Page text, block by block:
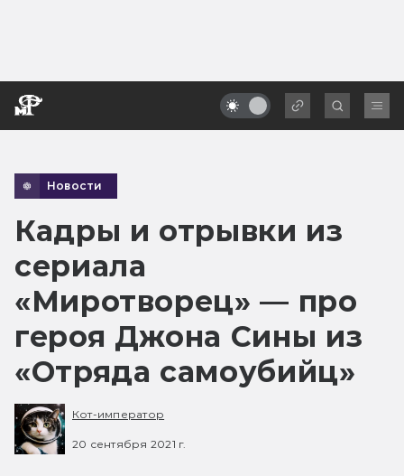
Новости
Кадры и отрывки из
сериала
«Миротворец» — про
героя Джона Сины из
«Отряда самоубийц»
Кот-император
20 сентября 2021 г.